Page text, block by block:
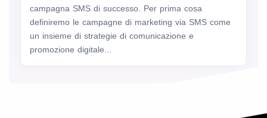
campagna SMS di successo. Per prima cosa
definiremo le campagne di marketing via SMS come
un insieme di strategie di comunicazione e
promozione digitale...